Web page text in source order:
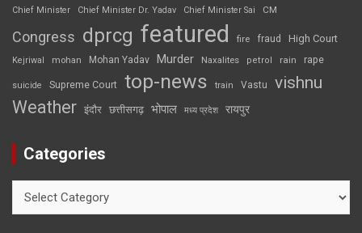
Chief Minister
Chief Minister Dr. Yadav Chief Minister Sai CM
Congress dprcg featured fire fraud High Court
Kejriwal mohan Mohan Yadav Murder Naxalites petrol rain rape
suicide Supreme Court top-news train Vastu vishnu
Weather इंदौर छत्तीसगढ़ भोपाल मध्य प्रदेश रायपुर
Categories